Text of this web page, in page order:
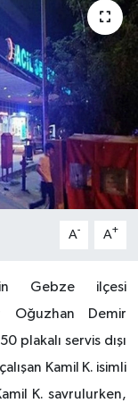
A- A+
Gebze ilçesi
Oğuzhan Demir
plakalı servis dışı
Kamil K. isimli
K. savrulurken,